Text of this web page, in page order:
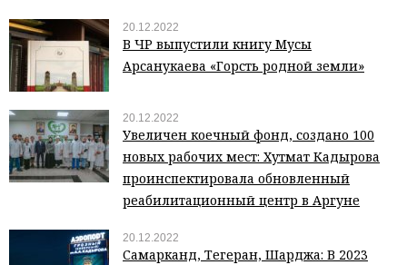
20.12.2022
В ЧР выпустили книгу Мусы
Арсанукаева «Горсть родной земли»
20.12.2022
Увеличен коечный фонд, создано 100
новых рабочих мест: Хутмат Кадырова
проинспектировала обновленный
реабилитационный центр в Аргуне
20.12.2022
Самарканд, Тегеран, Шарджа: В 2023